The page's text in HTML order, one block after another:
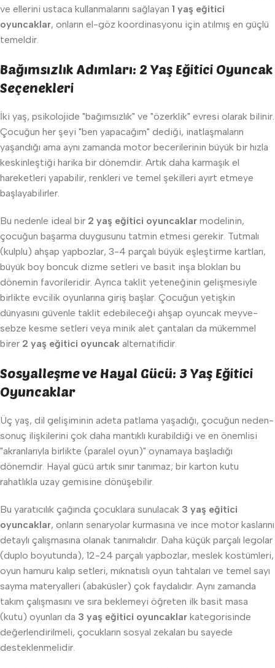
ve ellerini ustaca kullanmalarını sağlayan 1 yaş eğitici
oyuncaklar, onların el-göz koordinasyonu için atılmış en güçlü
temeldir.
Bağımsızlık Adımları: 2 Yaş Eğitici Oyuncak
Seçenekleri
İki yaş, psikolojide "bağımsızlık" ve "özerklik" evresi olarak bilinir.
Çocuğun her şeyi "ben yapacağım" dediği, inatlaşmaların
yaşandığı ama aynı zamanda motor becerilerinin büyük bir hızla
keskinleştiği harika bir dönemdir. Artık daha karmaşık el
hareketleri yapabilir, renkleri ve temel şekilleri ayırt etmeye
başlayabilirler.
Bu nedenle ideal bir 2 yaş eğitici oyuncaklar modelinin,
çocuğun başarma duygusunu tatmin etmesi gerekir. Tutmalı
(kulplu) ahşap yapbozlar, 3-4 parçalı büyük eşleştirme kartları,
büyük boy boncuk dizme setleri ve basit inşa blokları bu
dönemin favorileridir. Ayrıca taklit yeteneğinin gelişmesiyle
birlikte evcilik oyunlarına giriş başlar. Çocuğun yetişkin
dünyasını güvenle taklit edebileceği ahşap oyuncak meyve-
sebze kesme setleri veya minik alet çantaları da mükemmel
birer 2 yaş eğitici oyuncak alternatifidir.
Sosyalleşme ve Hayal Gücü: 3 Yaş Eğitici
Oyuncaklar
Üç yaş, dil gelişiminin adeta patlama yaşadığı, çocuğun neden-
sonuç ilişkilerini çok daha mantıklı kurabildiği ve en önemlisi
"akranlarıyla birlikte (paralel oyun)" oynamaya başladığı
dönemdir. Hayal gücü artık sınır tanımaz; bir karton kutu
rahatlıkla uzay gemisine dönüşebilir.
Bu yaratıcılık çağında çocuklara sunulacak 3 yaş eğitici
oyuncaklar, onların senaryolar kurmasına ve ince motor kaslarını
detaylı çalışmasına olanak tanımalıdır. Daha küçük parçalı legolar
(duplo boyutunda), 12-24 parçalı yapbozlar, meslek kostümleri,
oyun hamuru kalıp setleri, mıknatıslı oyun tahtaları ve temel sayı
sayma materyalleri (abaküsler) çok faydalıdır. Aynı zamanda
takım çalışmasını ve sıra beklemeyi öğreten ilk basit masa
(kutu) oyunları da 3 yaş eğitici oyuncaklar kategorisinde
değerlendirilmeli, çocukların sosyal zekaları bu sayede
desteklenmelidir.